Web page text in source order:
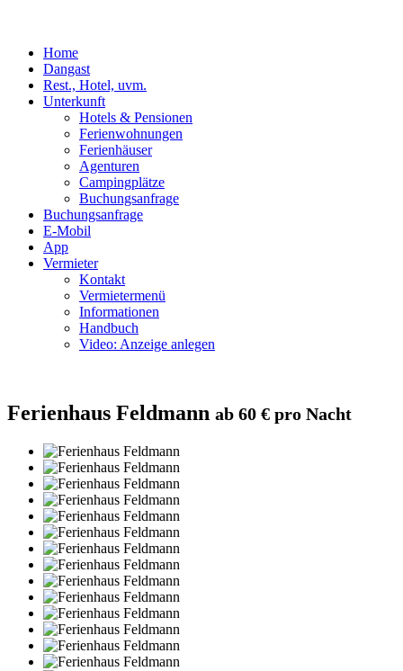
Home
Dangast
Rest., Hotel, uvm.
Unterkunft
Hotels & Pensionen
Ferienwohnungen
Ferienhäuser
Agenturen
Campingplätze
Buchungsanfrage
Buchungsanfrage
E-Mobil
App
Vermieter
Kontakt
Vermietermenü
Informationen
Handbuch
Video: Anzeige anlegen
Ferienhaus Feldmann ab 60 € pro Nacht